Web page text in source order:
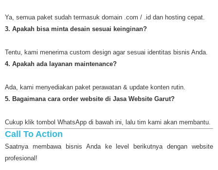
Ya, semua paket sudah termasuk domain .com / .id dan hosting cepat.
3. Apakah bisa minta desain sesuai keinginan?
Tentu, kami menerima custom design agar sesuai identitas bisnis Anda.
4. Apakah ada layanan maintenance?
Ada, kami menyediakan paket perawatan & update konten rutin.
5. Bagaimana cara order website di Jasa Website Garut?
Cukup klik tombol WhatsApp di bawah ini, lalu tim kami akan membantu.
Call To Action
Saatnya membawa bisnis Anda ke level berikutnya dengan website
profesional!